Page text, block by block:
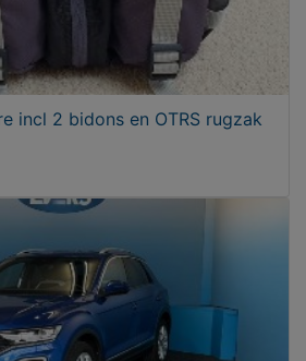
incl 2 bidons en OTRS rugzak